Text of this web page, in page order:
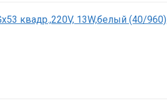
квадр.,220V, 13W,белый (40/960)